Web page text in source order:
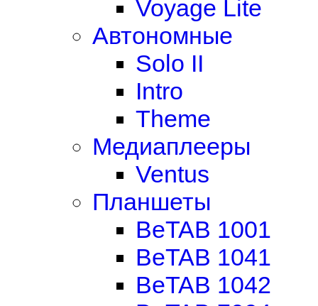
Voyage Lite
Автономные
Solo II
Intro
Theme
Медиаплееры
Ventus
Планшеты
BeTAB 1001
BeTAB 1041
BeTAB 1042